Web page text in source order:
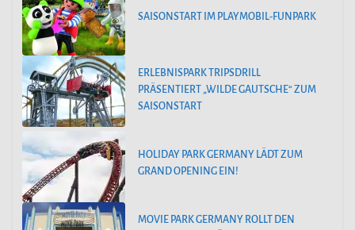
SAISONSTART IM PLAYMOBIL-FUNPARK
ERLEBNISPARK TRIPSDRILL
PRÄSENTIERT „WILDE GAUTSCHE“ ZUM
SAISONSTART
HOLIDAY PARK GERMANY LÄDT ZUM
GRAND OPENING EIN!
MOVIE PARK GERMANY ROLLT DEN